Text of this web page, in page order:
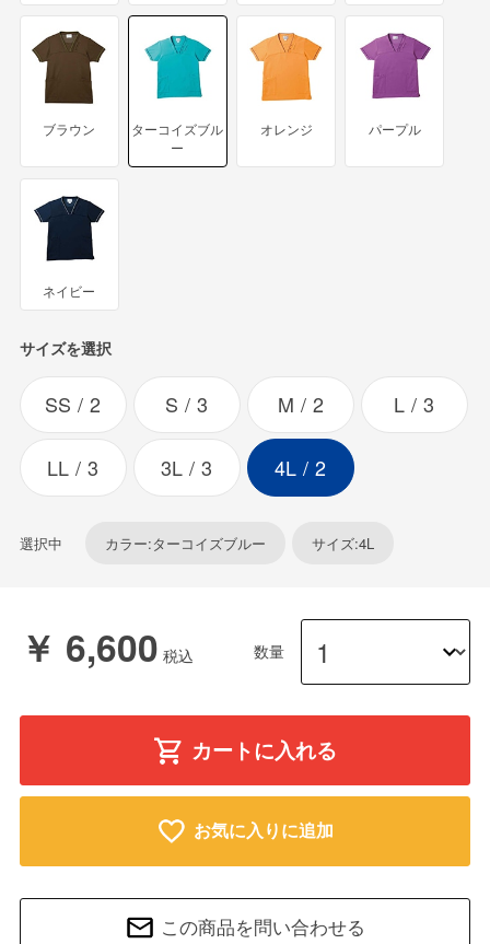
ブラウン
ターコイズブル
ー
オレンジ パープル
ネイビー
サイズを選択
SS 2 S 3 M 2 L 3
LL 3 3L 3 4L 2
選択中 カラー:ターコイズブルー サイズ:4L
￥ 6,600 数量
カートに入れる
お気に入りに追加
この商品を問い合わせる